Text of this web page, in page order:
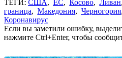
ТЕГИ: США, ЕС, Косово, Ливан
граница, Македония, Черногория
Коронавирус
Если вы заметили ошибку,
нажмите Ctrl+Enter, чтобы